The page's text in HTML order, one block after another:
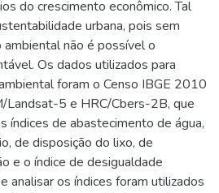
do crescimento econômico. Tal
urbana, pois sem
não é possível o
Os dados utilizados para
foram o Censo IBGE 2010
Landsat-5 e HRC/Cbers-2B, que
índices de abastecimento de água,
de disposição do lixo, de
e o índice de desigualdade
analisar os índices foram utilizados